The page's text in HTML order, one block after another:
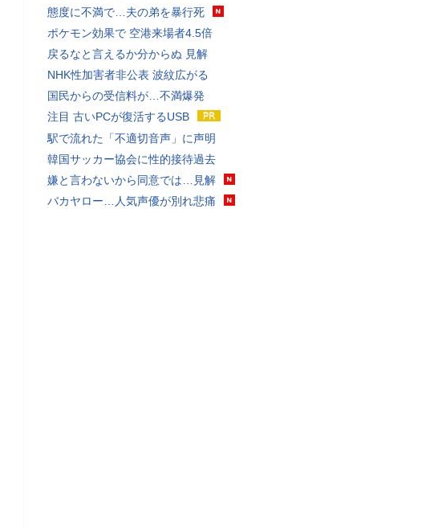
態度に不満で…夫の弟を暴行死
ポケモン効果で 空港来場者4.5倍
戻るなと言えるか分からぬ 見解
NHK性加害者非公表 波紋広がる
国民からの受信料が…不満爆発
注目 古いPCが復活するUSB
駅で流れた「不適切音声」に声明
韓国サッカー協会に性的接待過去
嫌と言わないから同意では…見解
バカヤロー…人気声優が別れ悲痛